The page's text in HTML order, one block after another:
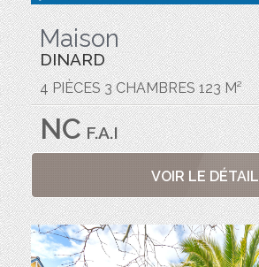
Maison
DINARD
4 PIÈCES 3 CHAMBRES 123 M²
NCF.A.I
VOIR LE DÉTAIL